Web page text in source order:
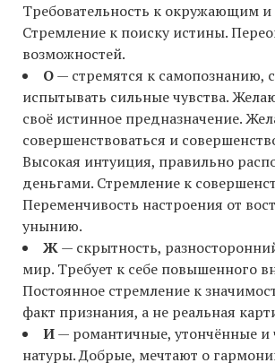
Требовательность к окружающим и
Стремление к поиску истины.
возможностей.
О— стремятся к самопознанию,
испытывать сильные чувства.
своё истинное предназначение.
совершенствоваться и
Высокая интуиция, правильно
деньгами. Стремление к
Переменчивость настроения от
унынию.
Ж— скрытность,
мир. Требует к себе повышенного
Постоянное стремление к
факт признания, а не реальная
И— романтичные, утончённые и
натуры. Добрые, мечтают о